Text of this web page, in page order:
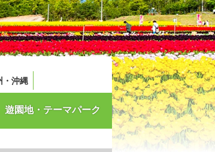
・沖縄
遊園地・テーマパーク